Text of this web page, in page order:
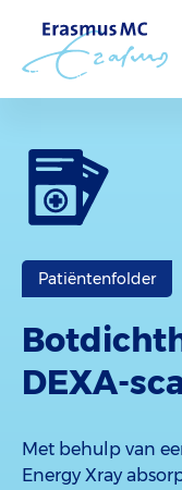
Patiëntenfolder
DEXA-
Met behulp van
Energy Xray